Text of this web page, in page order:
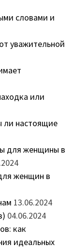
словами и
уважительной
или
ли настоящие
для женщины в
женщин в
13.06.2024
04.06.2024
как
идеальных